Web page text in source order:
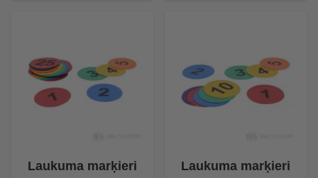
Laukuma marķieri
Laukuma marķieri